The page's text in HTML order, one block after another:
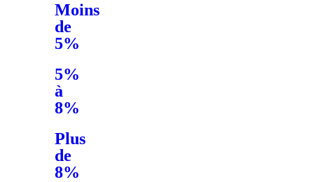
Moins
de
5%
5%
à
8%
Plus
de
8%